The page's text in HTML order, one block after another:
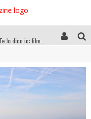
Anya Taylor-Joy, Jisoo e Willow Smith protagoniste della nuova campagna Dior Addict
Libri letti nel 2025: tutte le mie letture, recensioni e giudizi